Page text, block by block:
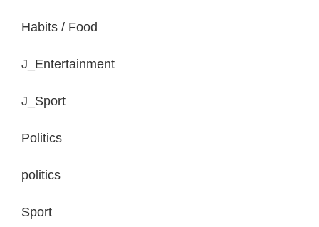
Habits / Food
J_Entertainment
J_Sport
Politics
politics
Sport